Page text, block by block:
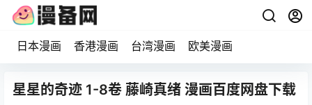
日本漫画 香港漫画 台湾漫画 欧美漫画
星星的奇迹 1-8卷 藤崎真绪 漫画百度网盘下载